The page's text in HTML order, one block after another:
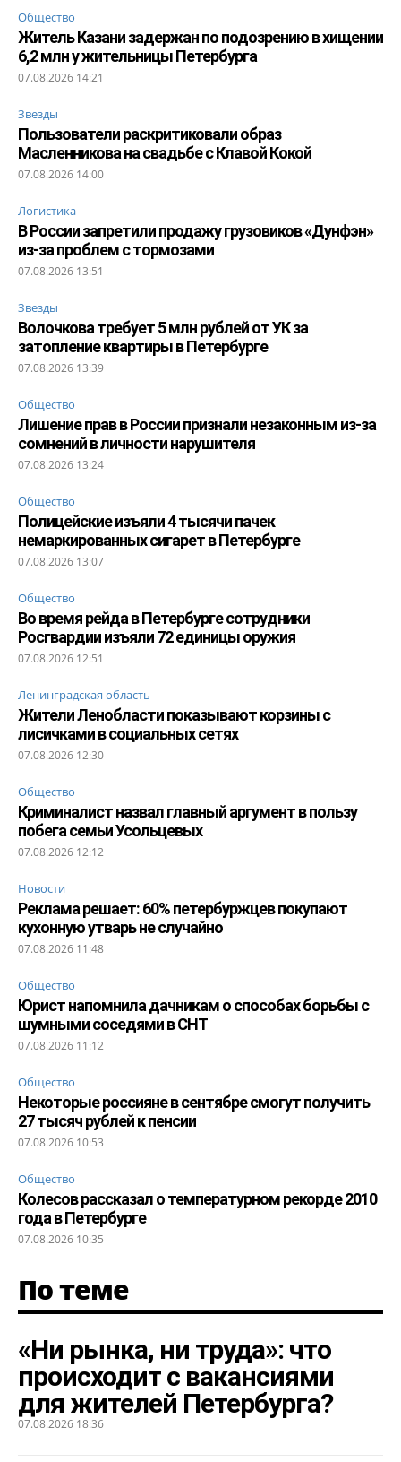
Общество
Житель Казани задержан по подозрению в хищении
6,2 млн у жительницы Петербурга
07.08.2026 14:21
Звезды
Пользователи раскритиковали образ
Масленникова на свадьбе с Клавой Кокой
07.08.2026 14:00
Логистика
В России запретили продажу грузовиков «Дунфэн»
из-за проблем с тормозами
07.08.2026 13:51
Звезды
Волочкова требует 5 млн рублей от УК за
затопление квартиры в Петербурге
07.08.2026 13:39
Общество
Лишение прав в России признали незаконным из-за
сомнений в личности нарушителя
07.08.2026 13:24
Общество
Полицейские изъяли 4 тысячи пачек
немаркированных сигарет в Петербурге
07.08.2026 13:07
Общество
Во время рейда в Петербурге сотрудники
Росгвардии изъяли 72 единицы оружия
07.08.2026 12:51
Ленинградская область
Жители Ленобласти показывают корзины с
лисичками в социальных сетях
07.08.2026 12:30
Общество
Криминалист назвал главный аргумент в пользу
побега семьи Усольцевых
07.08.2026 12:12
Новости
Реклама решает: 60% петербуржцев покупают
кухонную утварь не случайно
07.08.2026 11:48
Общество
Юрист напомнила дачникам о способах борьбы с
шумными соседями в СНТ
07.08.2026 11:12
Общество
Некоторые россияне в сентябре смогут получить
27 тысяч рублей к пенсии
07.08.2026 10:53
Общество
Колесов рассказал о температурном рекорде 2010
года в Петербурге
07.08.2026 10:35
По теме
«Ни рынка, ни труда»: что
происходит с вакансиями
для жителей Петербурга?
07.08.2026 18:36